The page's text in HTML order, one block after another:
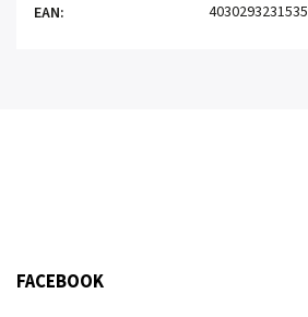
EAN: 4030293231535
FACEBOOK